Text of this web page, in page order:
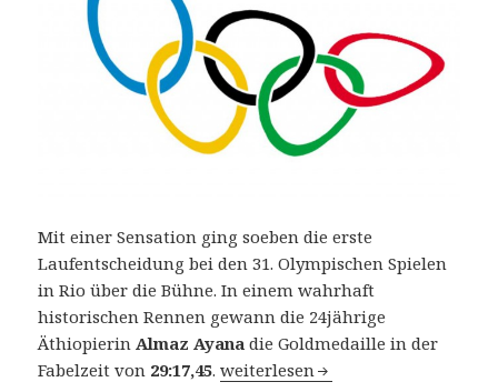
Mit einer Sensation ging soeben die erste
Laufentscheidung bei den 31. Olympischen Spielen
in Rio über die Bühne. In einem wahrhaft
historischen Rennen gewann die 24jährige
Äthiopierin Almaz Ayana die Goldmedaille in der
Fabelzeit von 29:17,45.31. Olympische Spiele – 10000 m
weiterlesen